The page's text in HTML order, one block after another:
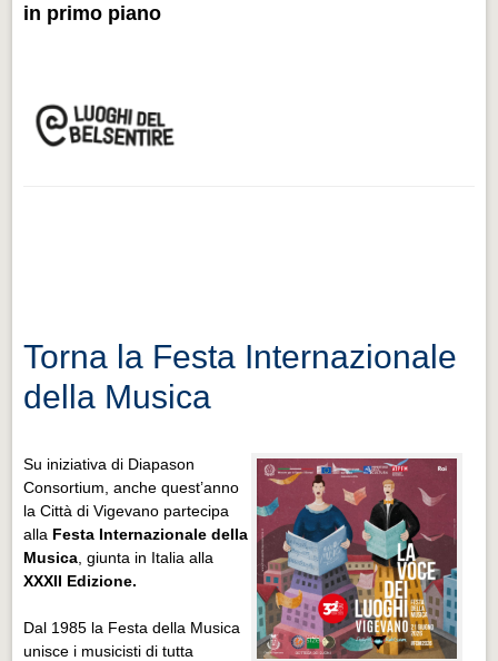
in primo piano
Torna la Festa Internazionale
della Musica
Su iniziativa di Diapason
Consortium, anche quest’anno
la Città di Vigevano partecipa
alla Festa Internazionale della
Musica , giunta in Italia alla
XXXII Edizione.
Dal 1985 la Festa della Musica
unisce i musicisti di tutta